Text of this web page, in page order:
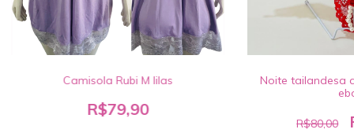
Camisola Rubi M lilas
R$79,90
Noite tailandesa
R$80,00